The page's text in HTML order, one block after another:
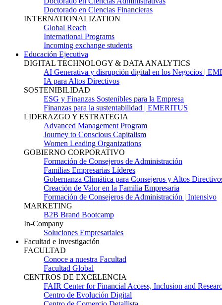
Doctorado en Ciencias Financieras
INTERNATIONALIZATION
Global Reach
International Programs
Incoming exchange students
Educación Ejecutiva
DIGITAL TECHNOLOGY & DATA ANALYTICS
AI Generativa y disrupción digital en los Negocios |
IA para Altos Directivos
SOSTENIBILIDAD
ESG y Finanzas Sostenibles para la Empresa
Finanzas para la sustentabilidad | EMERITUS
LIDERAZGO Y ESTRATEGIA
Advanced Management Program
Journey to Conscious Capitalism
Women Leading Organizations
GOBIERNO CORPORATIVO
Formación de Consejeros de Administración
Familias Empresarias Líderes
Gobernanza Climática para Consejeros y Altos
Creación de Valor en la Familia Empresaria
Formación de Consejeros de Administración | Intensivo
MARKETING
B2B Brand Bootcamp
In-Company
Soluciones Empresariales
Facultad e Investigación
FACULTAD
Conoce a nuestra Facultad
Facultad Global
CENTROS DE EXCELENCIA
FAIR Center for Financial Access, Inclusion and
Centro de Evolución Digital